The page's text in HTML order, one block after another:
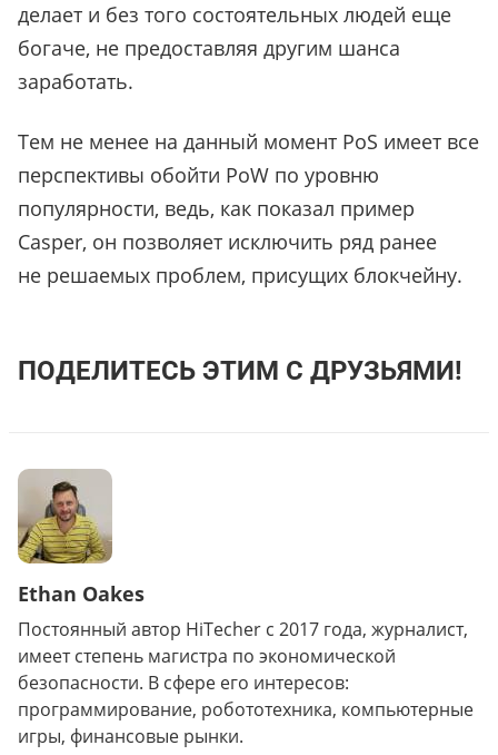
делает и без того состоятельных людей еще
богаче, не предоставляя другим шанса
заработать.
Тем не менее на данный момент PoS имеет все
перспективы обойти PoW по уровню
популярности, ведь, как показал пример
Casper, он позволяет исключить ряд ранее
не решаемых проблем, присущих блокчейну.
ПОДЕЛИТЕСЬ ЭТИМ С ДРУЗЬЯМИ!
Ethan Oakes
Постоянный автор HiTecher с 2017 года, журналист,
имеет степень магистра по экономической
безопасности. В сфере его интересов:
программирование, робототехника, компьютерные
игры, финансовые рынки.